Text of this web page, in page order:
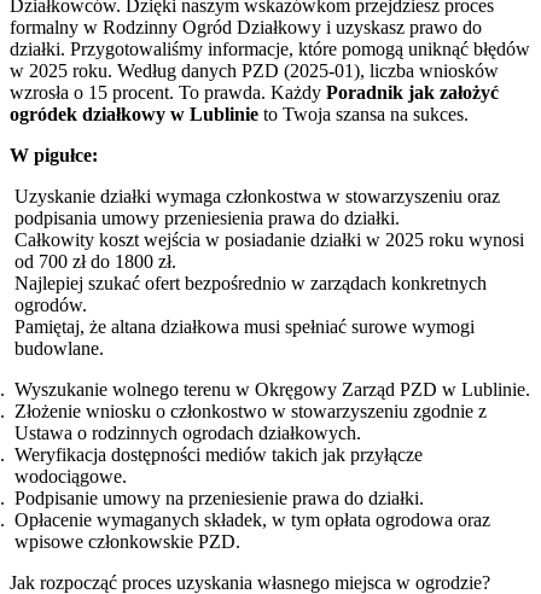
Działkowców. Dzięki naszym wskazówkom przejdziesz proces
formalny w Rodzinny Ogród Działkowy i uzyskasz prawo do
działki. Przygotowaliśmy informacje, które pomogą uniknąć błędów
w 2025 roku. Według danych PZD (2025-01), liczba wniosków
wzrosła o 15 procent. To prawda. Każdy Poradnik jak założyć
ogródek działkowy w Lublinie to Twoja szansa na sukces.
W pigułce:
Uzyskanie działki wymaga członkostwa w stowarzyszeniu oraz
podpisania umowy przeniesienia prawa do działki.
Całkowity koszt wejścia w posiadanie działki w 2025 roku wynosi
od 700 zł do 1800 zł.
Najlepiej szukać ofert bezpośrednio w zarządach konkretnych
ogrodów.
Pamiętaj, że altana działkowa musi spełniać surowe wymogi
budowlane.
Wyszukanie wolnego terenu w Okręgowy Zarząd PZD w Lublinie.
Złożenie wniosku o członkostwo w stowarzyszeniu zgodnie z
Ustawa o rodzinnych ogrodach działkowych.
Weryfikacja dostępności mediów takich jak przyłącze
wodociągowe.
Podpisanie umowy na przeniesienie prawa do działki.
Opłacenie wymaganych składek, w tym opłata ogrodowa oraz
wpisowe członkowskie PZD.
Jak rozpocząć proces uzyskania własnego miejsca w ogrodzie?